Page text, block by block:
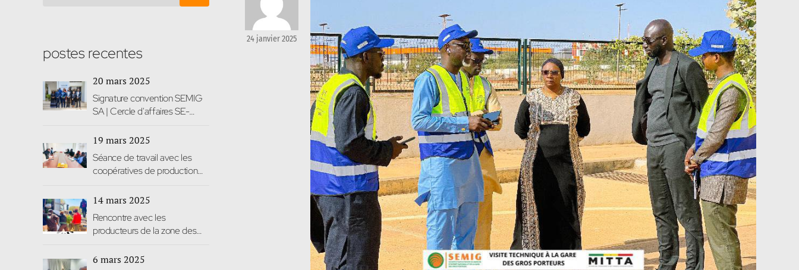
24 janvier 2025
postes recentes
20 mars 2025
Signature convention SEMIG
SA | Cercle d'affaires SE-
19 mars 2025
Séance de travail avec les
coopératives de production
14 mars 2025
Rencontre avec les
producteurs de la zone des
6 mars 2025